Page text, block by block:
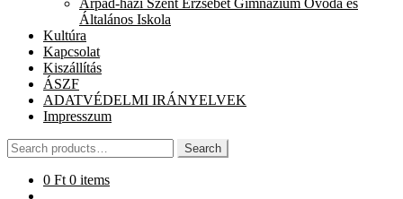
Árpád-házi Szent Erzsébet Gimnázium Óvoda és
Általános Iskola
Kultúra
Kapcsolat
Kiszállítás
ÁSZF
ADATVÉDELMI IRÁNYELVEK
Impresszum
Search
for:
Search
0 Ft 0 items